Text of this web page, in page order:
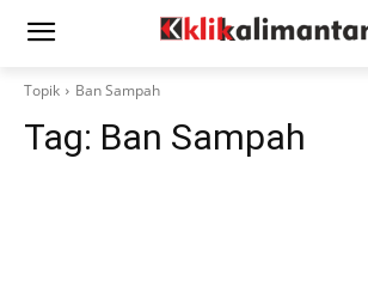
Topik Ban Sampah
Tag: Ban Sampah